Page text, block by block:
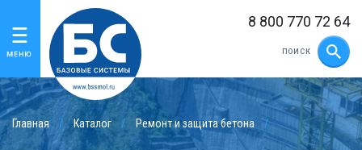
8 800 770 72 64
Главная Каталог Ремонт и защита бетона